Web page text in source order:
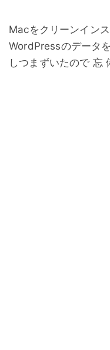
Macをクリーンイン
WordPressのデータ
しつまずいたので 忘